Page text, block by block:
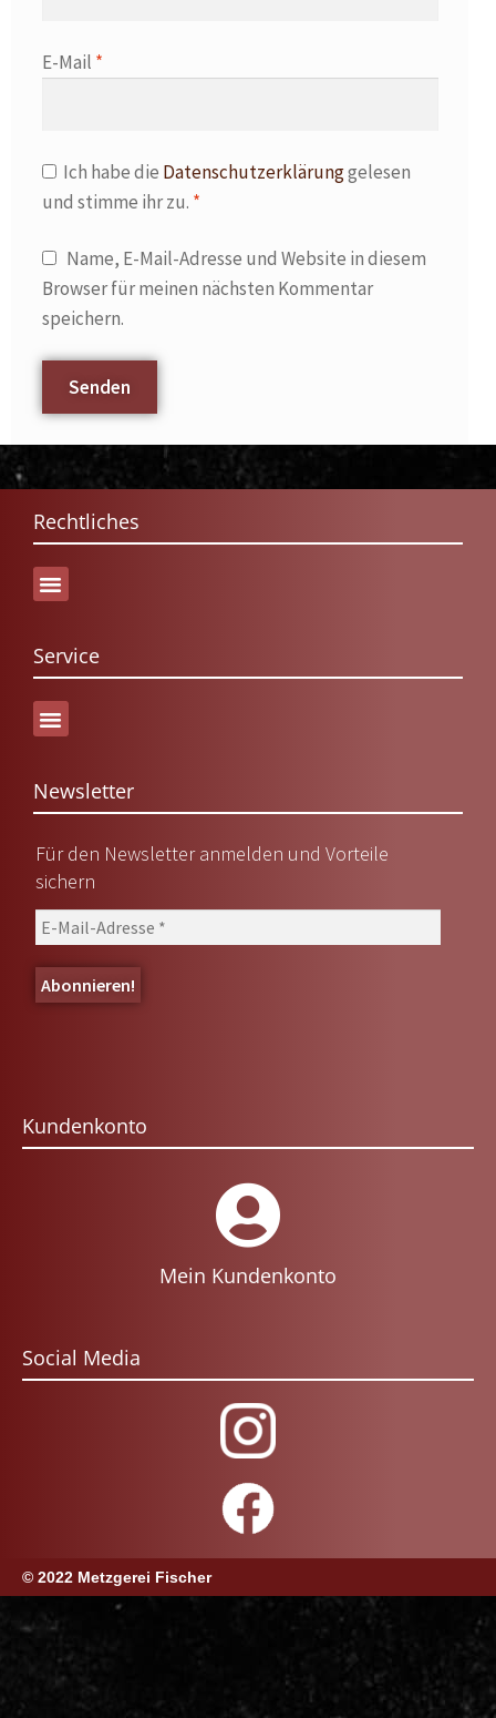
E-Mail *
Ich habe die Datenschutzerklärunggelesen
und stimme ihr zu. *
Name, E-Mail-Adresse und Website in diesem
Browser für meinen nächsten Kommentar
speichern.
Rechtliches
Service
Newsletter
Für den Newsletter anmelden und Vorteile
sichern
Kundenkonto
Mein Kundenkonto
Social Media
© 2022 Metzgerei Fischer